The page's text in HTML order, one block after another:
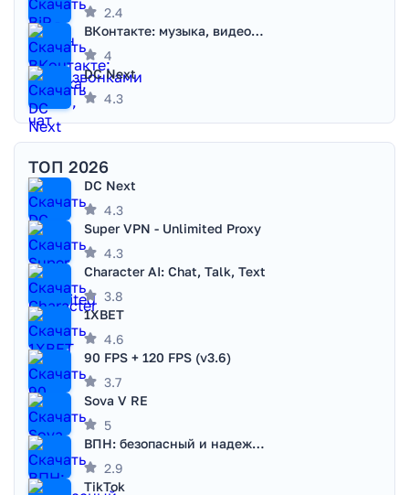
2.4
ВКонтакте: музыка, видео, чат
4
DC Next
4.3
ТОП 2026
DC Next
4.3
Super VPN - Unlimited Proxy
4.3
Character AI: Chat, Talk, Text
3.8
1XBET
4.6
90 FPS + 120 FPS (v3.6)
3.7
Sova V RE
5
ВПН: безопасный и надежный VPN
2.9
TikTok